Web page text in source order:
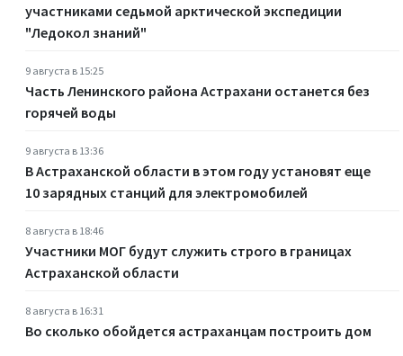
участниками седьмой арктической экспедиции
"Ледокол знаний"
9 августа в 15:25
Часть Ленинского района Астрахани останется без
горячей воды
9 августа в 13:36
В Астраханской области в этом году установят еще
10 зарядных станций для электромобилей
8 августа в 18:46
Участники МОГ будут служить строго в границах
Астраханской области
8 августа в 16:31
Во сколько обойдется астраханцам построить дом